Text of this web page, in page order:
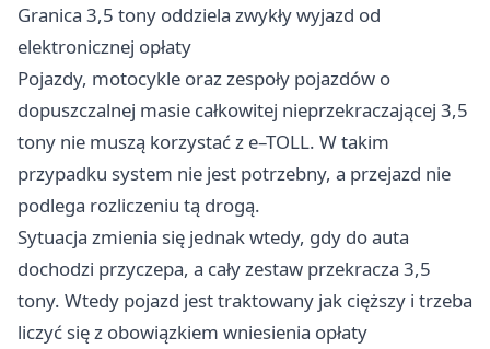
Granica 3,5 tony oddziela zwykły wyjazd od
elektronicznej opłaty
Pojazdy, motocykle oraz zespoły pojazdów o
dopuszczalnej masie całkowitej nieprzekraczającej 3,5
tony nie muszą korzystać z e–TOLL. W takim
przypadku system nie jest potrzebny, a przejazd nie
podlega rozliczeniu tą drogą.
Sytuacja zmienia się jednak wtedy, gdy do auta
dochodzi przyczepa, a cały zestaw przekracza 3,5
tony. Wtedy pojazd jest traktowany jak cięższy i trzeba
liczyć się z obowiązkiem wniesienia opłaty